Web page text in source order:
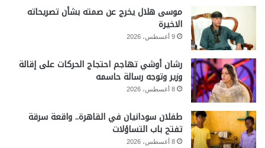
موسى هلال يخرج عن صمته بشأن تصريحاته
الاخيرة
9 أغسطس، 2026
رشان أوشي تهاجم احتجاج الحركات على إقالة
وزير وتوجه رسالة حاسمه
8 أغسطس، 2026
طفلان سودانيان في القاهرة.. واقعة سرقة
تفتح باب التساؤلات
8 أغسطس، 2026